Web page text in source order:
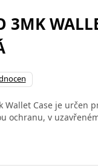
3MK
Wallet Case je určen
ochranu, v